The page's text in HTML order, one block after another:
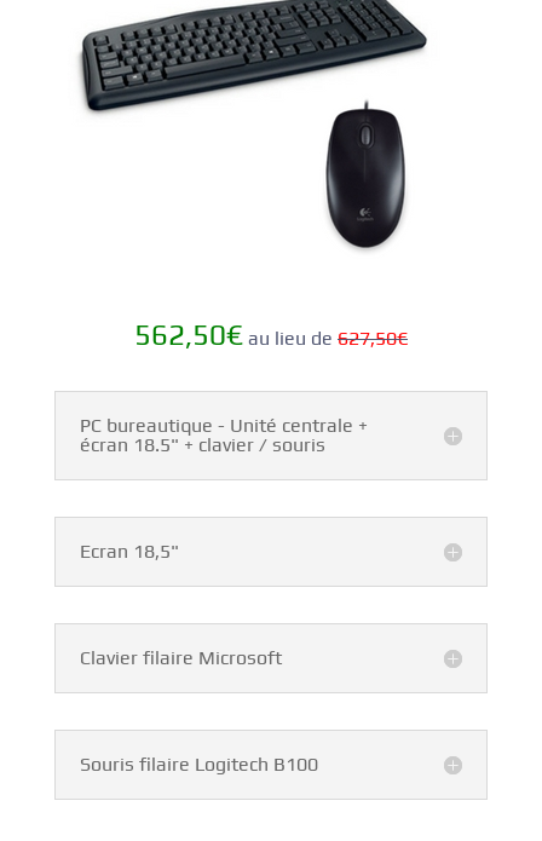
562,50€au lieu de 627,50€
PC bureautique - Unité centrale +
écran 18.5" + clavier / souris
Ecran 18,5"
Clavier filaire Microsoft
Souris filaire Logitech B100